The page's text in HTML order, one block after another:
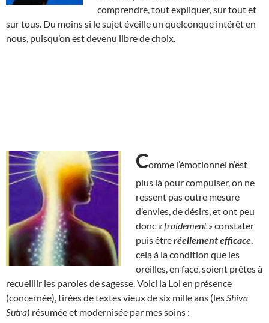
comprendre, tout expliquer, sur tout et
sur tous. Du moins si le sujet éveille un quelconque intérêt en
nous, puisqu’on est devenu libre de choix.
Comme l’émotionnel n’est
plus là pour compulser, on ne
ressent pas outre mesure
d’envies, de désirs, et ont peu
donc « froidement » constater
puis êtreréellement efficace
cela à la condition que les
oreilles, en face, soient prêtes à
recueillir les paroles de sagesse. Voici la Loi en présence
(concernée), tirées de textes vieux de six mille ans (les Shiva
Sutra) résumée et modernisée par mes soins :